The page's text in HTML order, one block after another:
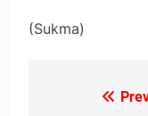
(Sukma)
Navigasi